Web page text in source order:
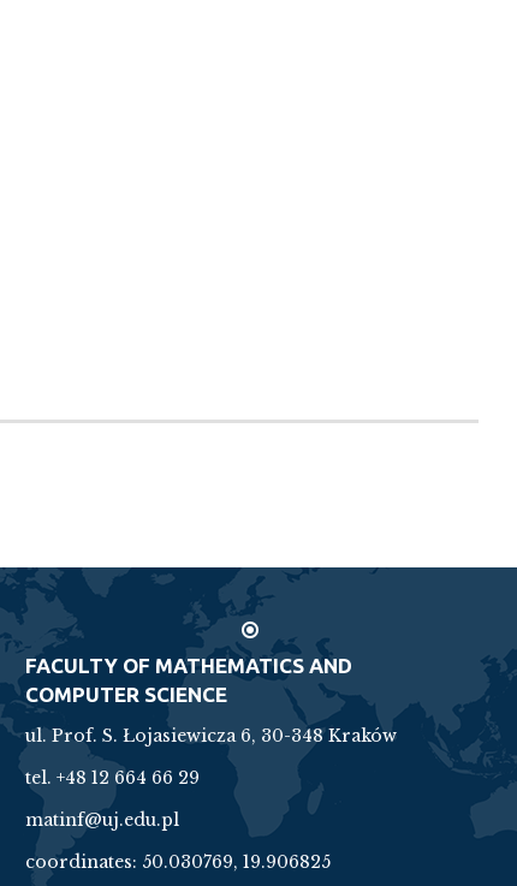
FACULTY OF MATHEMATICS AND
COMPUTER SCIENCE
ul. Prof. S. Łojasiewicza 6, 30-348 Kraków
tel. +48 12 664 66 29
matinf@uj.edu.pl
coordinates: 50.030769, 19.906825